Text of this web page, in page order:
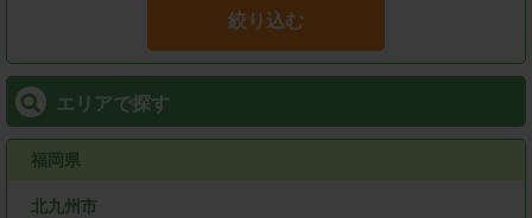
絞り込む
エリアで探す
福岡県
北九州市